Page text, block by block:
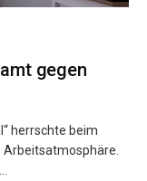
gegen
herrschte beim
Arbeitsatmosphäre.